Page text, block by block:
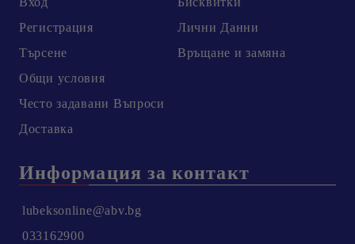
Регистрация
Търсене
Общи условия
Честo задавани Въпроси
Доставка
Лични Данни
Връщане и замяна
Информация за контакт
lubeksonline@abv.bg
033162900